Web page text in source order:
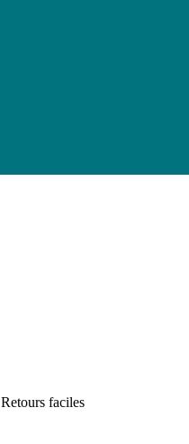
Retours faciles